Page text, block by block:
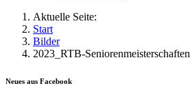
Aktuelle Seite:
Start
Bilder
2023_RTB-Seniorenmeisterschaften
Neues aus Facebook